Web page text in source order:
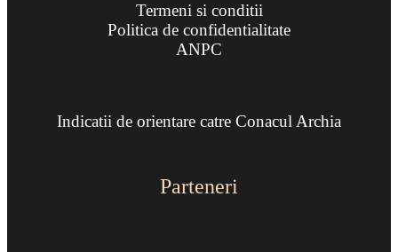
Termeni si conditii
Politica de confidentialitate
ANPC
Indicatii de orientare catre Conacul Archia
Parteneri